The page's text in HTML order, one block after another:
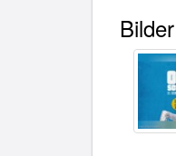
Bilder